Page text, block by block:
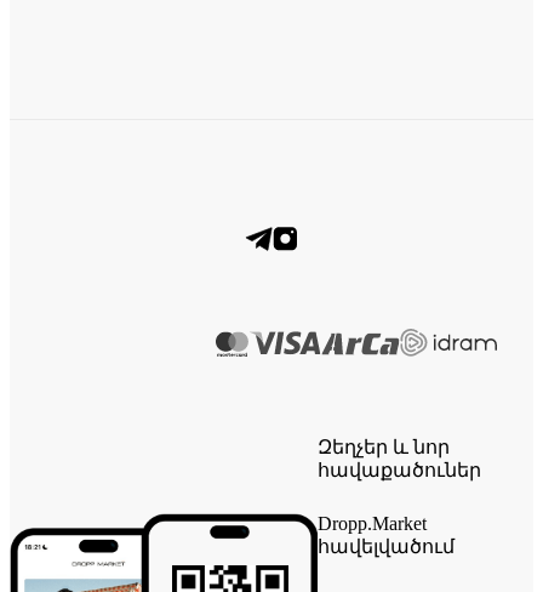
Զեղչեր և նոր
հավաքածուներ
Dropp.Market
հավելվածում